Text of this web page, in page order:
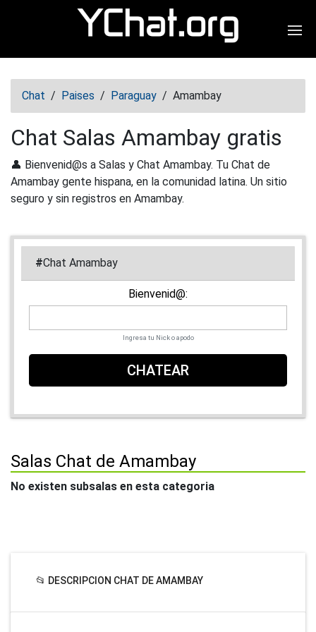
Chat / Paises / Paraguay / Amambay
Chat Salas Amambay gratis
👤 Bienvenid@s a Salas y Chat Amambay. Tu Chat de
Amambay gente hispana, en la comunidad latina. Un sitio
seguro y sin registros en Amambay.
#Chat Amambay
Bienvenid@:
Ingresa tu Nick o apodo
CHATEAR
Salas Chat de Amambay
No existen subsalas en esta categoria
📂 DESCRIPCION CHAT DE AMAMBAY